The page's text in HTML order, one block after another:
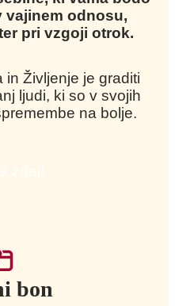
vajinem odnosu,
pri vzgoji otrok.
in Življenje je graditi
ljudi, ki so v svojih
na bolje.
bon